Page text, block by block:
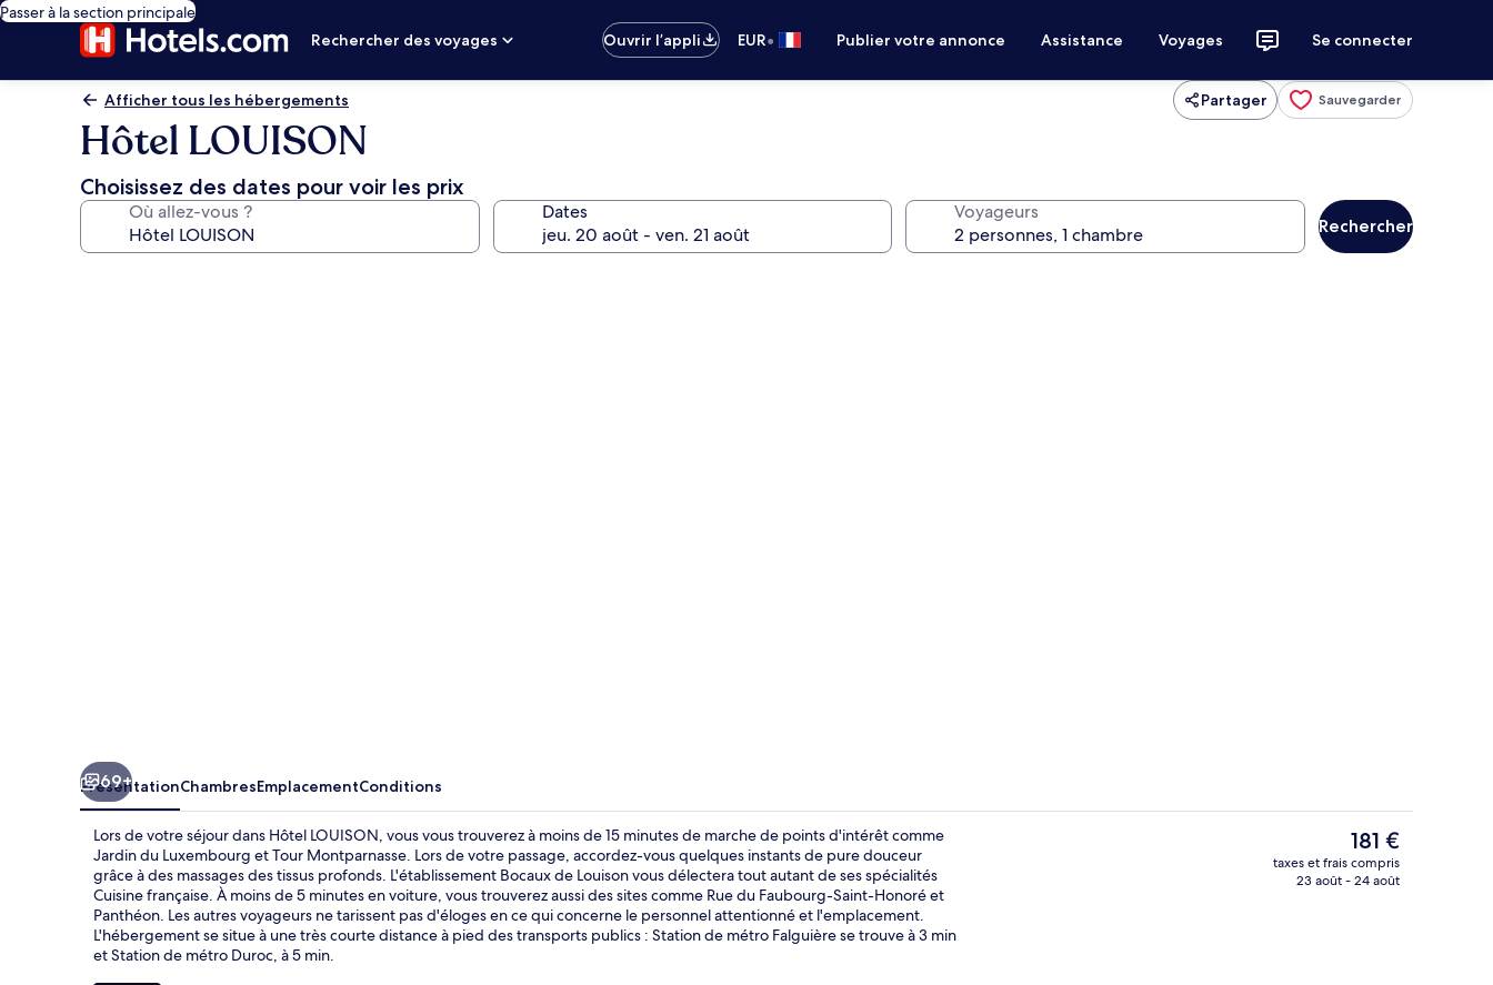
Passer à la section principale
Rechercher des voyages
Ouvrir l’appli EUR• Publier votre annonce Assistance Voyages Se connecter
Afficher tous les hébergements Partager Sauvegarder
Hôtel LOUISON
Choisissez des dates pour voir les prix
Où allez-vous ? Dates Voyageurs
Rechercher
Hall
69+
PrésentationChambresEmplacementConditions
Lors de votre séjour dans Hôtel LOUISON, vous vous trouverez à moins de 15 minutes de marche de points d'intérêt comme
Jardin du Luxembourg et Tour Montparnasse. Lors de votre passage, accordez-vous quelques instants de pure douceur
grâce à des massages des tissus profonds. L'établissement Bocaux de Louison vous délectera tout autant de ses spécialités
Cuisine française. À moins de 5 minutes en voiture, vous trouverez aussi des sites comme Rue du Faubourg-Saint-Honoré et
Panthéon. Les autres voyageurs ne tarissent pas d'éloges en ce qui concerne le personnel attentionné et l'emplacement.
L'hébergement se situe à une très courte distance à pied des transports publics : Station de métro Falguière se trouve à 3 min
et Station de métro Duroc, à 5 min.
Le
prix
actuel
181 €
taxes et frais compris
23 août - 24 août